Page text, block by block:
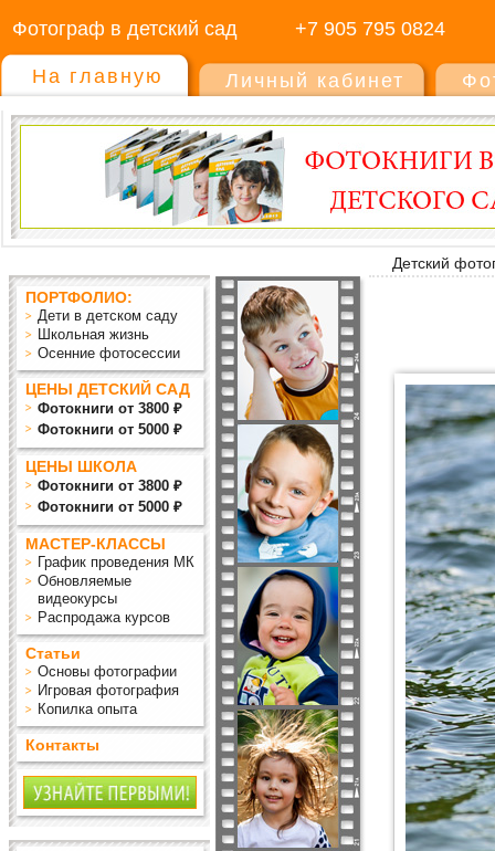
Фотограф в детский сад +7 905 795 0824
На главную Личный кабинет
Детский
ПОРТФОЛИО:
Дети в детском саду
Школьная жизнь
Осенние фотосессии
ЦЕНЫ ДЕТСКИЙ САД
Фотокниги от 3800 ₽
Фотокниги от 5000 ₽
ЦЕНЫ ШКОЛА
Фотокниги от 3800 ₽
Фотокниги от 5000 ₽
МАСТЕР-КЛАССЫ
График проведения МК
Обновляемые
видеокурсы
Распродажа курсов
Статьи
Основы фотографии
Игровая фотография
Копилка опыта
Контакты